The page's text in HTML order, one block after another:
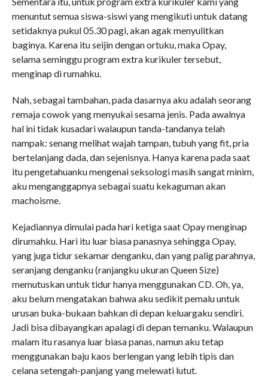
menuntut semua siswa-siswi yang mengikuti untuk datang
setidaknya pukul 05.30 pagi, akan agak menyulitkan
baginya. Karena itu seijin dengan ortuku, maka Opay,
selama seminggu program extra kurikuler tersebut,
menginap di rumahku.
Nah, sebagai tambahan, pada dasarnya aku adalah seorang
remaja cowok yang menyukai sesama jenis. Pada awalnya
hal ini tidak kusadari walaupun tanda-tandanya telah
nampak: senang melihat wajah tampan, tubuh yang fit, pria
bertelanjang dada, dan sejenisnya. Hanya karena pada saat
itu pengetahuanku mengenai seksologi masih sangat minim,
aku menganggapnya sebagai suatu kekaguman akan
machoisme.
Kejadiannya dimulai pada hari ketiga saat Opay menginap
dirumahku. Hari itu luar biasa panasnya sehingga Opay,
yang juga tidur sekamar denganku, dan yang palig parahnya,
seranjang denganku (ranjangku ukuran Queen Size)
memutuskan untuk tidur hanya menggunakan CD. Oh, ya,
aku belum mengatakan bahwa aku sedikit pemalu untuk
urusan buka-bukaan bahkan di depan keluargaku sendiri.
Jadi bisa dibayangkan apalagi di depan temanku. Walaupun
malam itu rasanya luar biasa panas, namun aku tetap
menggunakan baju kaos berlengan yang lebih tipis dan
celana setengah-panjang yang melewati lutut.